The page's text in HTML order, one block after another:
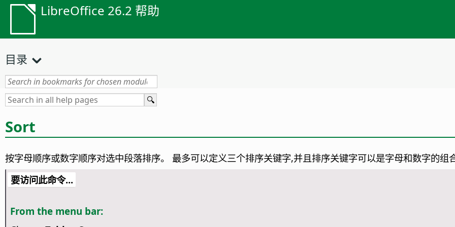
LibreOffice 26.2 帮助
目录
Sort
按字母顺序或数字顺序对选中段落排序。
最多可以定义三个排序关键字,并且排序关键字可以是字母和数字的组
要访问此命令...
From the menu bar: